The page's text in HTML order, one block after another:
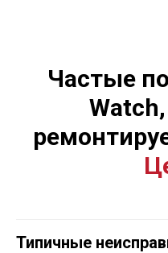
Частые
Типичные